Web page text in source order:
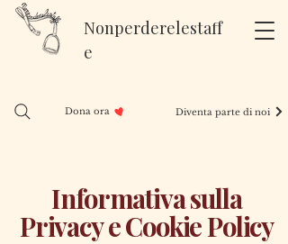
Nonperderelestaff
e
Dona ora Diventa parte di noi
Informativa sulla
Privacy e Cookie Policy